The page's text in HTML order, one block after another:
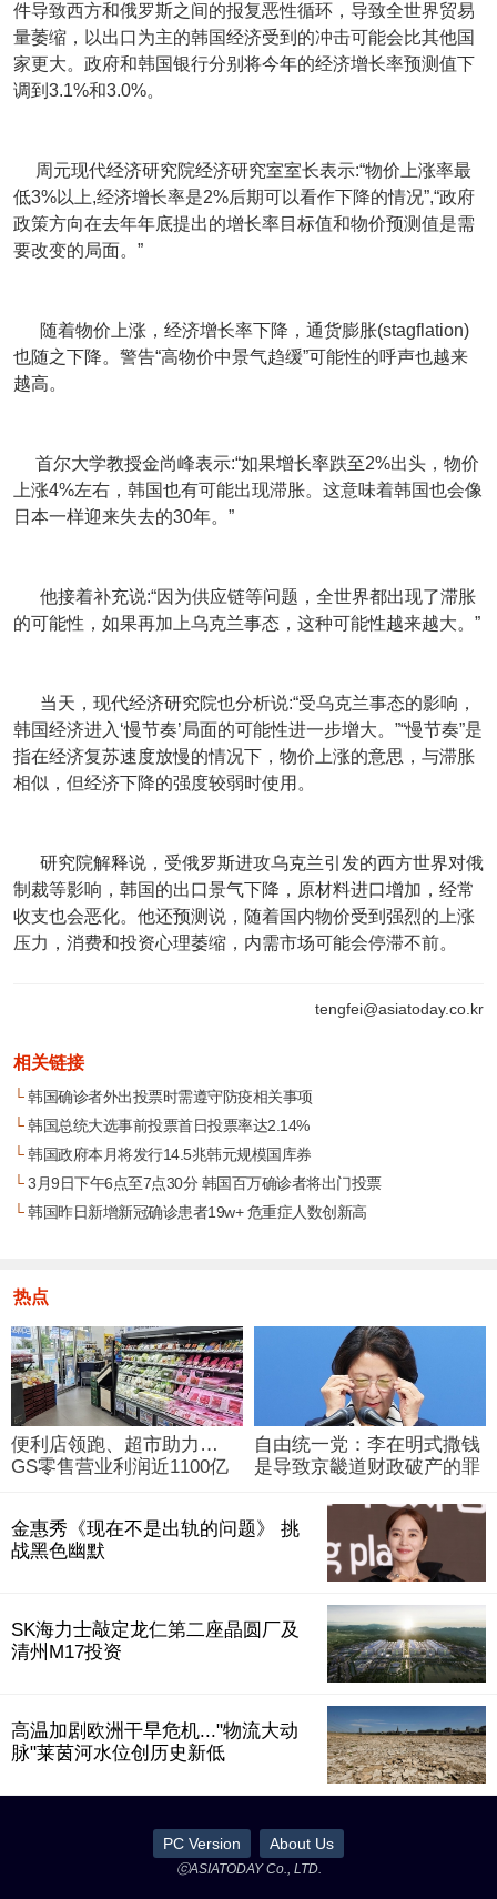
件导致西方和俄罗斯之间的报复恶性循环，导致全世界贸易
量萎缩，以出口为主的韩国经济受到的冲击可能会比其他国
家更大。政府和韩国银行分别将今年的经济增长率预测值下
调到3.1%和3.0%。
周元现代经济研究院经济研究室室长表示:“物价上涨率最
低3%以上,经济增长率是2%后期可以看作下降的情况”,“政府
政策方向在去年年底提出的增长率目标值和物价预测值是需
要改变的局面。”
随着物价上涨，经济增长率下降，通货膨胀(stagflation)
也随之下降。警告“高物价中景气趋缓”可能性的呼声也越来
越高。
首尔大学教授金尚峰表示:“如果增长率跌至2%出头，物价
上涨4%左右，韩国也有可能出现滞胀。这意味着韩国也会像
日本一样迎来失去的30年。”
他接着补充说:“因为供应链等问题，全世界都出现了滞胀
的可能性，如果再加上乌克兰事态，这种可能性越来越大。”
当天，现代经济研究院也分析说:“受乌克兰事态的影响，
韩国经济进入‘慢节奏’局面的可能性进一步增大。”“慢节奏”是
指在经济复苏速度放慢的情况下，物价上涨的意思，与滞胀
相似，但经济下降的强度较弱时使用。
研究院解释说，受俄罗斯进攻乌克兰引发的西方世界对俄
制裁等影响，韩国的出口景气下降，原材料进口增加，经常
收支也会恶化。他还预测说，随着国内物价受到强烈的上涨
压力，消费和投资心理萎缩，内需市场可能会停滞不前。
tengfei@asiatoday.co.kr
相关链接
└韩国确诊者外出投票时需遵守防疫相关事项
└韩国总统大选事前投票首日投票率达2.14%
└韩国政府本月将发行14.5兆韩元规模国库券
└3月9日下午6点至7点30分 韩国百万确诊者将出门投票
└韩国昨日新增新冠确诊患者19w+ 危重症人数创新高
热点
便利店领跑、超市助力…
GS零售营业利润近1100亿
自由统一党：李在明式撒钱
是导致京畿道财政破产的罪
金惠秀《现在不是出轨的问题》 挑
战黑色幽默
SK海力士敲定龙仁第二座晶圆厂及
清州M17投资
高温加剧欧洲干旱危机..."物流大动
脉"莱茵河水位创历史新低
PC Version About Us
ⓒASIATODAY Co., LTD.